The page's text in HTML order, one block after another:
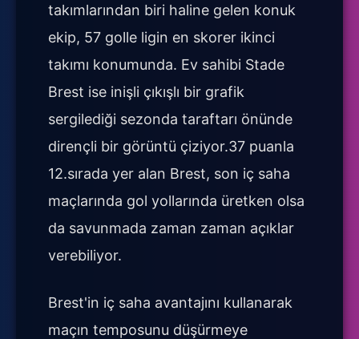
takımlarından biri haline gelen konuk
ekip, 57 golle ligin en skorer ikinci
takımı konumunda. Ev sahibi Stade
Brest ise inişli çıkışlı bir grafik
sergilediği sezonda taraftarı önünde
dirençli bir görüntü çiziyor.37 puanla
12.sırada yer alan Brest, son iç saha
maçlarında gol yollarında üretken olsa
da savunmada zaman zaman açıklar
verebiliyor.
Brest'in iç saha avantajını kullanarak
maçın temposunu düşürmeye